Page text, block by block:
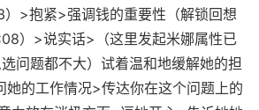
）>抱紧>强调钱的重要性（解锁回想
）>说实话>（这里发起米娜属性已
问题都不大）试着温和地缓解她的担
的工作情况>传达你在这个问题上的